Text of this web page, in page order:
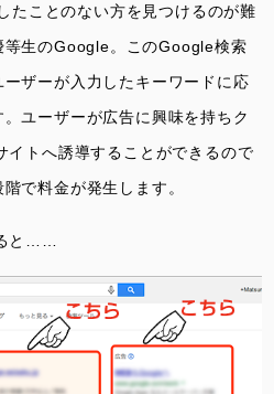
たことのない方を見つけるのが難
等生のGoogle。このGoogle検索
ザーが入力したキーワードに応
ユーザーが広告に興味を持ちク
イトへ誘導することができるので
で料金が発生します。
ると……